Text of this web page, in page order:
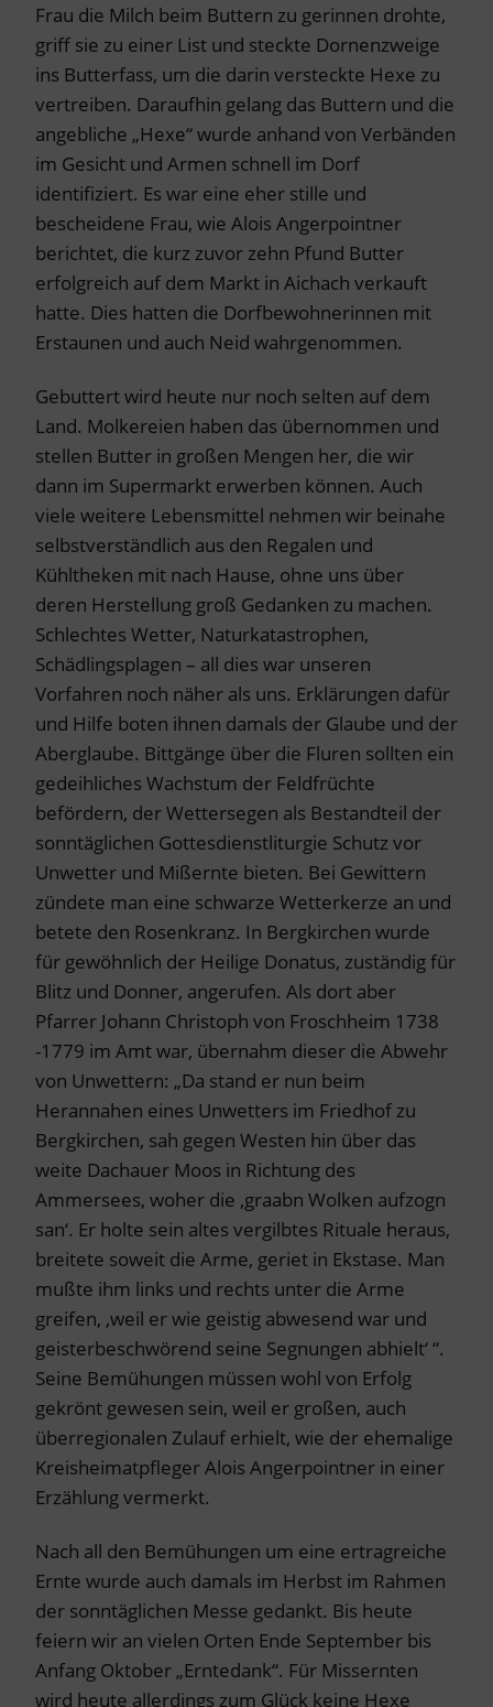
Frau die Milch beim Buttern zu gerinnen drohte,
griff sie zu einer List und steckte Dornenzweige
ins Butterfass, um die darin versteckte Hexe zu
vertreiben. Daraufhin gelang das Buttern und die
angebliche „Hexe“ wurde anhand von Verbänden
im Gesicht und Armen schnell im Dorf
identifiziert. Es war eine eher stille und
bescheidene Frau, wie Alois Angerpointner
berichtet, die kurz zuvor zehn Pfund Butter
erfolgreich auf dem Markt in Aichach verkauft
hatte. Dies hatten die Dorfbewohnerinnen mit
Erstaunen und auch Neid wahrgenommen.
Gebuttert wird heute nur noch selten auf dem
Land. Molkereien haben das übernommen und
stellen Butter in großen Mengen her, die wir
dann im Supermarkt erwerben können. Auch
viele weitere Lebensmittel nehmen wir beinahe
selbstverständlich aus den Regalen und
Kühltheken mit nach Hause, ohne uns über
deren Herstellung groß Gedanken zu machen.
Schlechtes Wetter, Naturkatastrophen,
Schädlingsplagen – all dies war unseren
Vorfahren noch näher als uns. Erklärungen dafür
und Hilfe boten ihnen damals der Glaube und der
Aberglaube. Bittgänge über die Fluren sollten ein
gedeihliches Wachstum der Feldfrüchte
befördern, der Wettersegen als Bestandteil der
sonntäglichen Gottesdienstliturgie Schutz vor
Unwetter und Mißernte bieten. Bei Gewittern
zündete man eine schwarze Wetterkerze an und
betete den Rosenkranz. In Bergkirchen wurde
für gewöhnlich der Heilige Donatus, zuständig für
Blitz und Donner, angerufen. Als dort aber
Pfarrer Johann Christoph von Froschheim 1738
-1779 im Amt war, übernahm dieser die Abwehr
von Unwettern: „Da stand er nun beim
Herannahen eines Unwetters im Friedhof zu
Bergkirchen, sah gegen Westen hin über das
weite Dachauer Moos in Richtung des
Ammersees, woher die ‚graabn Wolken aufzogn
san‘. Er holte sein altes vergilbtes Rituale heraus,
breitete soweit die Arme, geriet in Ekstase. Man
mußte ihm links und rechts unter die Arme
greifen, ‚weil er wie geistig abwesend war und
geisterbeschwörend seine Segnungen abhielt‘ “.
Seine Bemühungen müssen wohl von Erfolg
gekrönt gewesen sein, weil er großen, auch
überregionalen Zulauf erhielt, wie der ehemalige
Kreisheimatpfleger Alois Angerpointner in einer
Erzählung vermerkt.
Nach all den Bemühungen um eine ertragreiche
Ernte wurde auch damals im Herbst im Rahmen
der sonntäglichen Messe gedankt. Bis heute
feiern wir an vielen Orten Ende September bis
Anfang Oktober „Erntedank“. Für Missernten
wird heute allerdings zum Glück keine Hexe